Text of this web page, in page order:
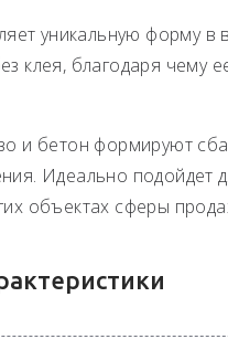
уникальную форму в
клея, благодаря чему
и бетон формируют
Идеально подойдет
объектах сферы